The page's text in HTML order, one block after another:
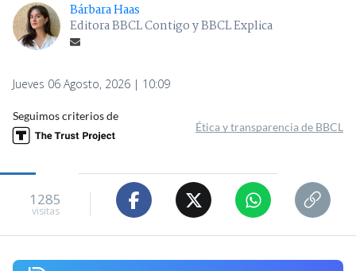
Bárbara Haas
Editora BBCL Contigo y BBCL Explica
Jueves 06 Agosto, 2026 | 10:09
Seguimos criterios de
Ética y transparencia de BBCL
1285
visitas